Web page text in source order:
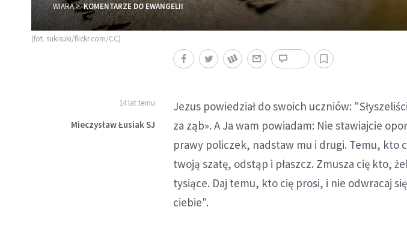
WIARA KOMENTARZE DO EWANGELII
(fot. sukisuki/flickr.com/CC)
14 lat temu
Mieczysław Łusiak SJ
Jezus powiedział do swoich uczniów:
za ząb». A Ja wam powiadam: Nie stawiajcie
prawy policzek, nadstaw mu i drugi. Temu, kto
twoją szatę, odstąp i płaszcz. Zmusza cię kto,
tysiące. Daj temu, kto cię prosi, i nie odwracaj
ciebie".